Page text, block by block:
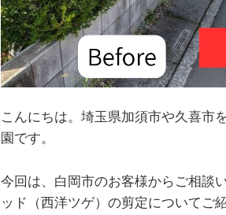
こんにちは。埼玉県加須市や久喜市
園です。
今回は、白岡市のお客様からご相談
ッド（西洋ツゲ）の剪定についてご